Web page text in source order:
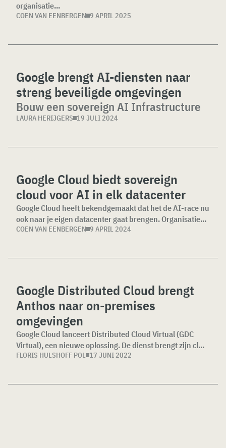
organisatie...
COEN VAN EENBERGEN 9 APRIL 2025
Google brengt AI-diensten naar
streng beveiligde omgevingen
Bouw een sovereign AI Infrastructure
LAURA HERIJGERS 19 JULI 2024
Google Cloud biedt sovereign
cloud voor AI in elk datacenter
Google Cloud heeft bekendgemaakt dat het de AI-race nu
ook naar je eigen datacenter gaat brengen. Organisatie...
COEN VAN EENBERGEN 9 APRIL 2024
Google Distributed Cloud brengt
Anthos naar on-premises
omgevingen
Google Cloud lanceert Distributed Cloud Virtual (GDC
Virtual), een nieuwe oplossing. De dienst brengt zijn cl...
FLORIS HULSHOFF POL 17 JUNI 2022